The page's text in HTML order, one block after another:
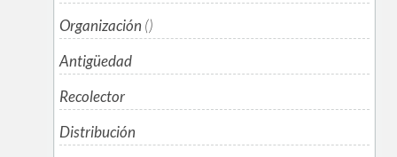
Organización ()
Antigüedad
Recolector
Distribución